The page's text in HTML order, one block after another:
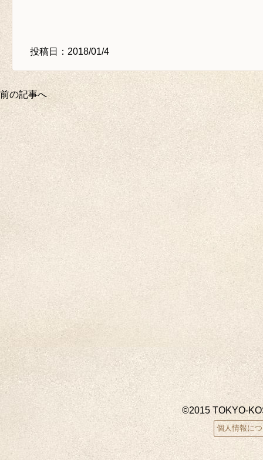
投稿日：2018/01/4
前の記事へ
©2015 TOKYO-
個人情報に